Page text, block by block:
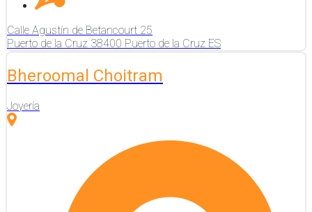
Calle Agustín de Betancourt 25
Puerto de la Cruz 38400 Puerto de la Cruz ES
Bheroomal Choitram
Joyería